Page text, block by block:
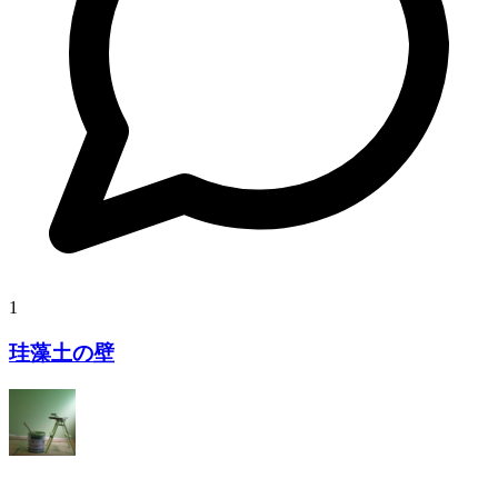
1
珪藻土の壁